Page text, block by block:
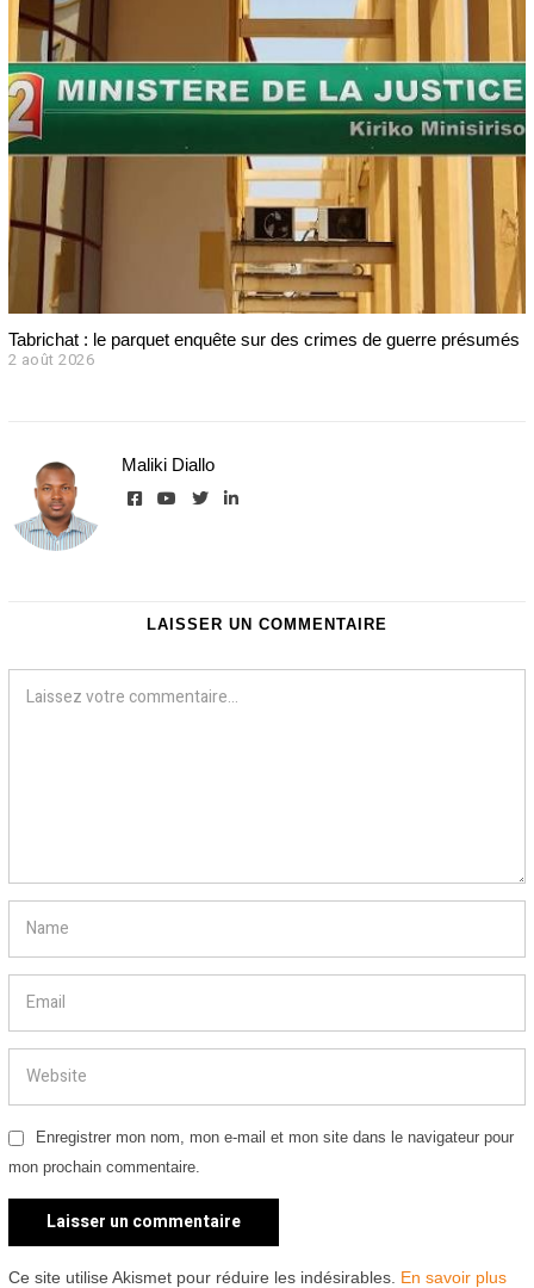
Tabrichat : le parquet enquête sur des crimes de guerre présumés
2 août 2026
6
Maliki Diallo
LAISSER UN COMMENTAIRE
Enregistrer mon nom, mon e-mail et mon site dans le navigateur pour
mon prochain commentaire.
Ce site utilise Akismet pour réduire les indésirables. En savoir plus